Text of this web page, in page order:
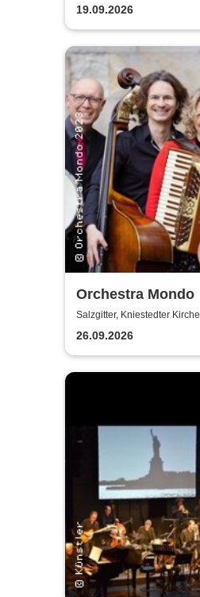
19.09.2026
Orchestra Mondo
Salzgitter, Kniestedter Kirche
26.09.2026